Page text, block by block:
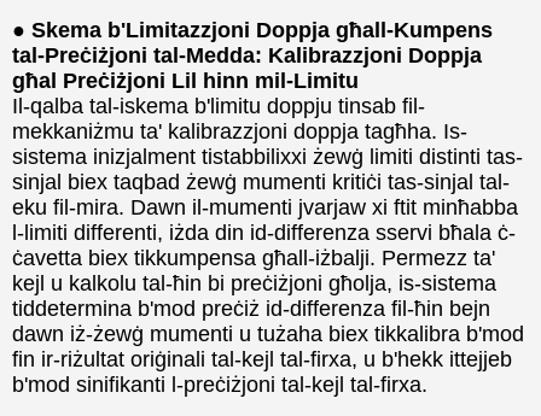
● Skema b'Limitazzjoni Doppja għall-Kumpens
tal-Preċiżjoni tal-Medda: Kalibrazzjoni Doppja
għal Preċiżjoni Lil hinn mil-Limitu
Il-qalba tal-iskema b'limitu doppju tinsab fil-
mekkaniżmu ta' kalibrazzjoni doppja tagħha. Is-
sistema inizjalment tistabbilixxi żewġ limiti distinti tas-
sinjal biex taqbad żewġ mumenti kritiċi tas-sinjal tal-
eku fil-mira. Dawn il-mumenti jvarjaw xi ftit minħabba
l-limiti differenti, iżda din id-differenza sservi bħala ċ-
ċavetta biex tikkumpensa għall-iżbalji. Permezz ta'
kejl u kalkolu tal-ħin bi preċiżjoni għolja, is-sistema
tiddetermina b'mod preċiż id-differenza fil-ħin bejn
dawn iż-żewġ mumenti u tużaha biex tikkalibra b'mod
fin ir-riżultat oriġinali tal-kejl tal-firxa, u b'hekk ittejjeb
b'mod sinifikanti l-preċiżjoni tal-kejl tal-firxa.